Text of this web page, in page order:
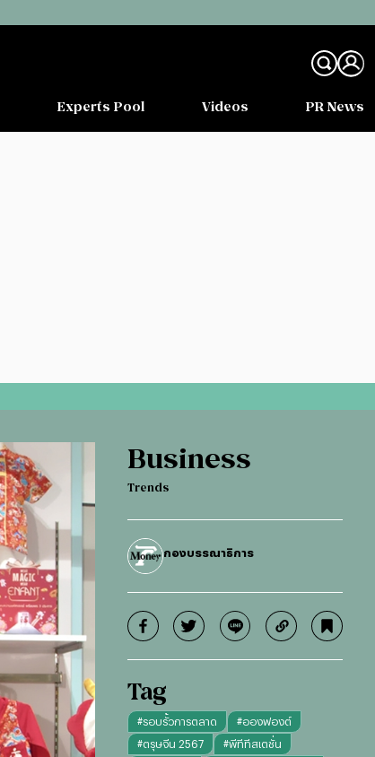
Experts Pool Videos PR News
Business
Trends
กองบรรณาธิการ
Tag
#รอบรั้วการตลาด #อองฟองต์
#ตรุษจีน 2567 #พีทีทีสเตชั่น